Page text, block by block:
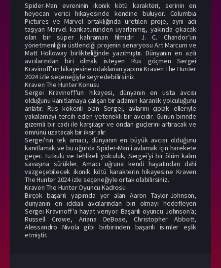
Spider-Man evreninin ikonik kötü karakteri, serinin en
heyecan verici hikayesinde kendine buluyor. Columbia
Pictures ve Marvel ortaklığında üretilen proje, aynı adı
taşıyan Marvel karikatüründen uyarlanmış, yakında çıkacak
olan bir süper kahraman filmidir. J. C. Chandor’un
yönetmenliğini üstlendiği projenin senaryosu Art Marcum ve
Matt Holloway birlikteliğinde yazılmıştır. Dünyanın en azılı
avcılarından biri olmak isteyen Rus göçmen Sergei
Kravinoff’un hikayesine odaklanan yapımı Kraven The Hunter
2024 izle seçeneğiyle seyredebilirsiniz.
Kraven The Hunter Konusu
Sergei Kravinoff'un hikayesi, dünyanın en usta avcısı
olduğunu kanıtlamaya çalışan bir adamın karanlık yolculuğunu
anlatır. Rus kökenli olan Sergei, avlarını çıplak elleriyle
yakalamayı tercih eden yetenekli bir avcıdır. Günün birinde
gizemli bir cadı ile karşılaşır ve ondan güçlerini artıracak ve
ömrünü uzatacak bir iksir alır.
Sergei'nin tek amacı, dünyanın en büyük avcısı olduğunu
kanıtlamak ve bu uğurda Spider-Man'i avlamak için harekete
geçer. Tutkulu ve tehlikeli yolculuk, Sergei'yi bir ölüm kalım
savaşına sürükler. Amacı uğruna kendi hayatından dahi
vazgeçebilecek ikonik kötü karakterin hikayesine Kraven
The Hunter 2024 izle seçeneğiyle ortak olabilirsiniz.
Kraven The Hunter Oyuncu Kadrosu
Birçok başarılı yapımda yer alan Aaron Taylor-Johnson,
dünyanın en iddialı avcılarından biri olmayı hedefleyen
Sergei Kravinoff'a hayat veriyor. Başarılı oyuncu Johnson’a;
Russell Crowe, Ariana DeBose, Christopher Abbott,
Alessandro Nivola gibi birbirinden başarılı isimler eşlik
etmiştir.